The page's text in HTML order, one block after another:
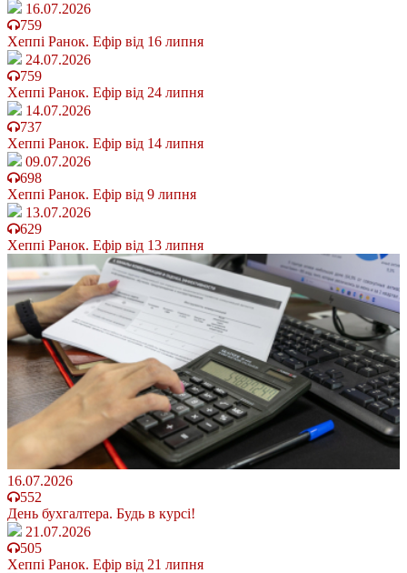
16.07.2026
759
Хеппі Ранок. Ефір від 16 липня
24.07.2026
759
Хеппі Ранок. Ефір від 24 липня
14.07.2026
737
Хеппі Ранок. Ефір від 14 липня
09.07.2026
698
Хеппі Ранок. Ефір від 9 липня
13.07.2026
629
Хеппі Ранок. Ефір від 13 липня
16.07.2026
552
День бухгалтера. Будь в курсі!
21.07.2026
505
Хеппі Ранок. Ефір від 21 липня